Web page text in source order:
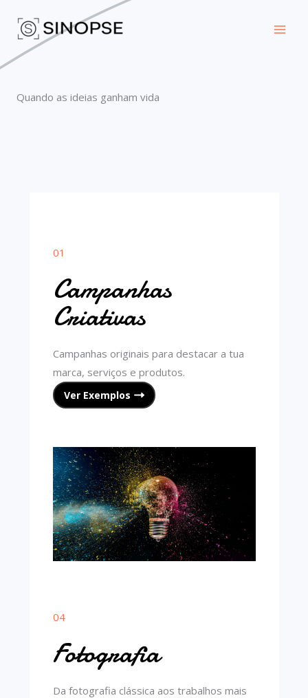
content
Quando as ideias ganham vida
01
Campanhas
Criativas
Campanhas originais para destacar a tua
marca, serviços e produtos.
Ver Exemplos
04
Fotografia
Da fotografia clássica aos trabalhos mais